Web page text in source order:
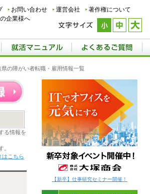
お問い合わせ 運営会社
著作権について
企業様へ
の障がい者転職・雇用情報一覧
る情報を
。
はこちら
【新卒】仕事研究セミナー開催！